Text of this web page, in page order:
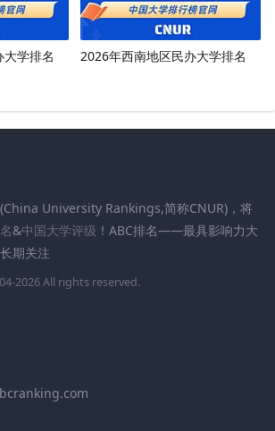
学排名 2026年西南地区民办大学排名
University Rankings,简称CNUR)，将
&中国大学评级 ！ABC排名——最具影响力大
期关注
2026 All rights reserved.